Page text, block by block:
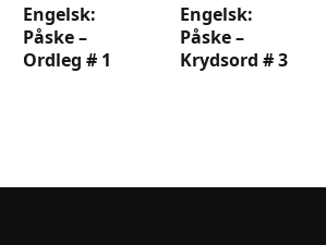
Engelsk:
Påske –
Ordleg # 1
Engelsk:
Påske –
Krydsord # 3